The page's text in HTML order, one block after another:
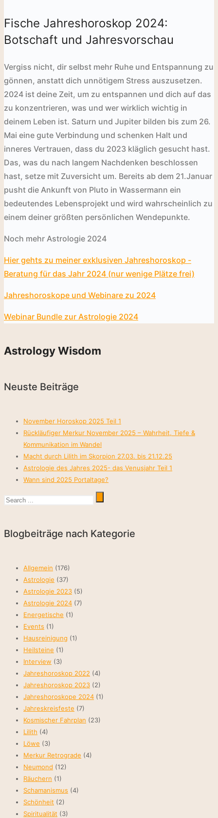
Fische Jahreshoroskop 2024:
Botschaft und Jahresvorschau
Vergiss nicht, dir selbst mehr Ruhe und Entspannung zu
gönnen, anstatt dich unnötigem Stress auszusetzen.
2024 ist deine Zeit, um zu entspannen und dich auf das
zu konzentrieren, was und wer wirklich wichtig in
deinem Leben ist. Saturn und Jupiter bilden bis zum 26.
Mai eine gute Verbindung und schenken Halt und
inneres Vertrauen, dass du 2023 kläglich gesucht hast.
Das, was du nach langem Nachdenken beschlossen
hast, setze mit Zuversicht um. Bereits ab dem 21.Januar
pusht die Ankunft von Pluto in Wassermann ein
bedeutendes Lebensprojekt und wird wahrscheinlich zu
einem deiner größten persönlichen Wendepunkte.
Noch mehr Astrologie 2024
Hier gehts zu meiner exklusiven Jahreshoroskop -
Beratung für das Jahr 2024 (nur wenige Plätze frei)
Jahreshoroskope und Webinare zu 2024
Webinar Bundle zur Astrologie 2024
Astrology Wisdom
Neuste Beiträge
November Horoskop 2025 Teil 1
Rückläufiger Merkur November 2025 – Wahrheit, Tiefe &
Kommunikation im Wandel
Macht durch Lilith im Skorpion 27.03. bis 21.12.25
Astrologie des Jahres 2025- das Venusjahr Teil 1
Wann sind 2025 Portaltage?
Blogbeiträge nach Kategorie
Allgemein (176)
Astrologie (37)
Astrologie 2023 (5)
Astrologie 2024 (7)
Energetische (1)
Events (1)
Hausreinigung (1)
Heilsteine (1)
Interview (3)
Jahreshoroskop 2022 (4)
Jahreshoroskop 2023 (2)
Jahreshoroskope 2024 (1)
Jahreskreisfeste (7)
Kosmischer Fahrplan (23)
Lilith (4)
Löwe (3)
Merkur Retrograde (4)
Neumond (12)
Räuchern (1)
Schamanismus (4)
Schönheit (2)
Spiritualität (3)